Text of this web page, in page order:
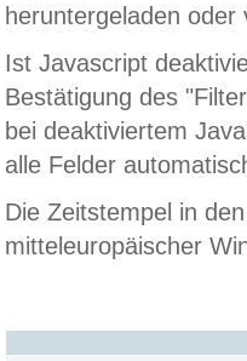
heruntergeladen oder
Ist Javascript
Bestätigung des
bei deaktiviertem
alle Felder
Die Zeitstempel in
mitteleuropäischer